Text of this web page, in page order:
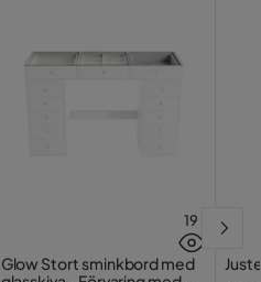
19
Glow Stort sminkbord med